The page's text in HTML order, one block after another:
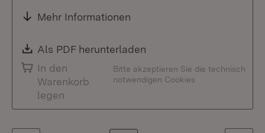
Mehr Informationen
Download:
Als PDF herunterladen
In den
Warenkorb
legen
Bitte akzeptieren Sie die technisch
notwendigen Cookies